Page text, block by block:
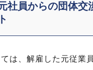
社員からの団体交
は、解雇した元従業